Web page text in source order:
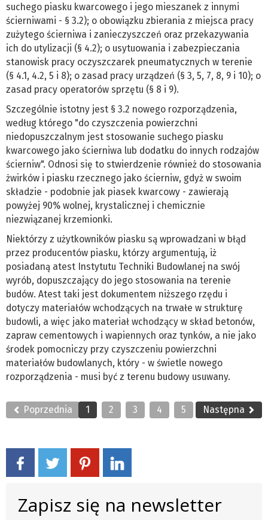
suchego piasku kwarcowego i jego mieszanek z innymi
ścierniwami - § 3.2); o obowiązku zbierania z miejsca pracy
zużytego ścierniwa i zanieczyszczeń oraz przekazywania
ich do utylizacji (§ 4.2); o usytuowania i zabezpieczania
stanowisk pracy oczyszczarek pneumatycznych w terenie
(§ 4.1, 4.2, 5 i 8); o zasad pracy urządzeń (§ 3, 5, 7, 8, 9 i 10); o
zasad pracy operatorów sprzętu (§ 8 i 9).
Szczególnie istotny jest § 3.2 nowego rozporządzenia,
według którego "do czyszczenia powierzchni
niedopuszczalnym jest stosowanie suchego piasku
kwarcowego jako ścierniwa lub dodatku do innych rodzajów
ścierniw". Odnosi się to stwierdzenie również do stosowania
żwirków i piasku rzecznego jako ścierniw, gdyż w swoim
składzie - podobnie jak piasek kwarcowy - zawierają
powyżej 90% wolnej, krystalicznej i chemicznie
niezwiązanej krzemionki.
Niektórzy z użytkowników piasku są wprowadzani w błąd
przez producentów piasku, którzy argumentują, iż
posiadaną atest Instytutu Techniki Budowlanej na swój
wyrób, dopuszczający do jego stosowania na terenie
budów. Atest taki jest dokumentem niższego rzędu i
dotyczy materiałów wchodzących na trwałe w strukturę
budowli, a więc jako materiał wchodzący w skład betonów,
zapraw cementowych i wapiennych oraz tynków, a nie jako
środek pomocniczy przy czyszczeniu powierzchni
materiałów budowlanych, który - w świetle nowego
rozporządzenia - musi być z terenu budowy usuwany.
Poprzednia 1 2 3 4 5 Następna
Zapisz się na newsletter